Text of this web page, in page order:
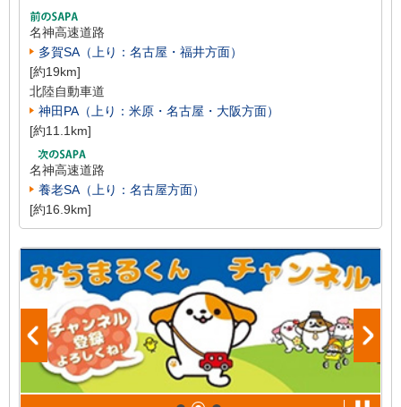
名神高速道路
多賀SA（上り：名古屋・福井方面）
[約19km]
北陸自動車道
神田PA（上り：米原・名古屋・大阪方面）
[約11.1km]
名神高速道路
養老SA（上り：名古屋方面）
[約16.9km]